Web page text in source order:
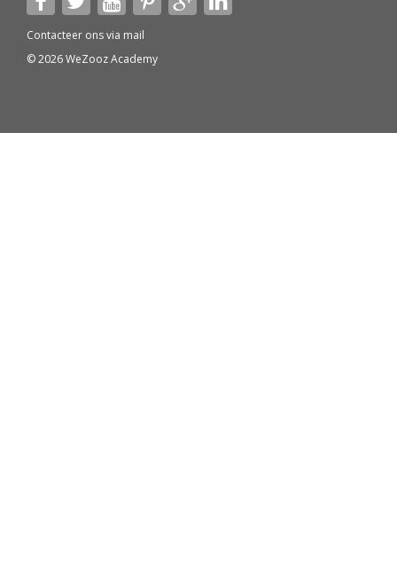
Contacteer ons via mail
© 2026 WeZooz Academy